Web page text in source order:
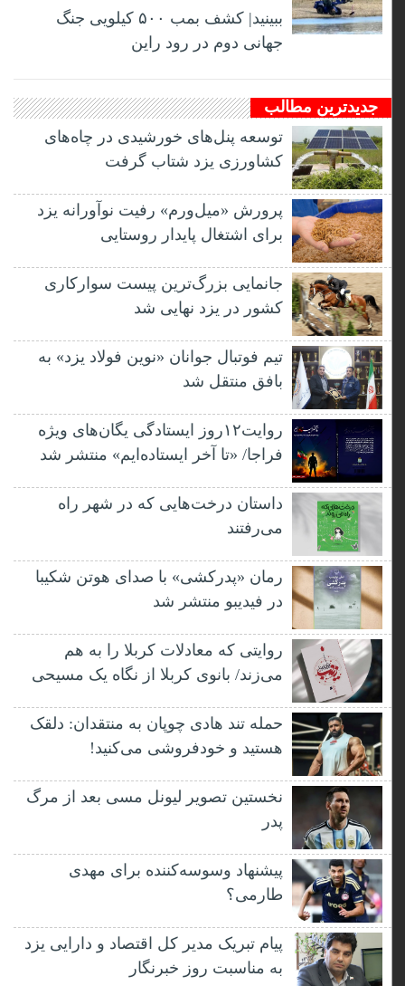
ببینید| کشف بمب ۵۰۰ کیلویی جنگ
جهانی دوم در رود راین
جدیدترین مطالب
توسعه پنل‌های خورشیدی در چاه‌های
کشاورزی یزد شتاب گرفت
پرورش «میل‌ورم» رفیت نوآورانه یزد
برای اشتغال پایدار روستایی
جانمایی بزرگ‌ترین پیست سوارکاری
کشور در یزد نهایی شد
تیم فوتبال جوانان «نوین فولاد یزد» به
بافق منتقل شد
روایت۱۲روز ایستادگی یگان‌های ویژه
فراجا/ «تا آخر ایستاده‌ایم» منتشر شد
داستان درخت‌هایی که در شهر راه
می‌رفتند
رمان «پدرکشی» با صدای هوتن شکیبا
در فیدیبو منتشر شد
روایتی که معادلات کربلا را به هم
می‌زند/ بانوی کربلا از نگاه یک مسیحی
حمله تند هادی چوپان به منتقدان: دلقک
هستید و خودفروشی می‌کنید!
نخستین تصویر لیونل مسی بعد از مرگ
پدر
پیشنهاد وسوسه‌کننده برای مهدی
طارمی؟
پیام تبریک مدیر کل اقتصاد و دارایی یزد
به مناسبت روز خبرنگار